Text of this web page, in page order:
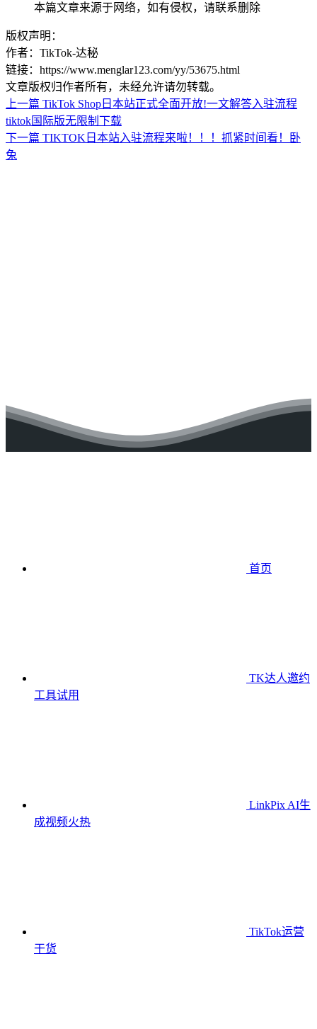
本篇文章来源于网络，如有侵权，请联系删除
版权声明：
作者：TikTok-达秘
链接：https://www.menglar123.com/yy/53675.html
文章版权归作者所有，未经允许请勿转载。
上一篇 TikTok Shop日本站正式全面开放!一文解答入驻流程
tiktok国际版无限制下载
下一篇 TIKTOK日本站入驻流程来啦！！！抓紧时间看！卧
兔
首页
TK达人邀约
工具试用
LinkPix AI生
成视频火热
TikTok运营
干货